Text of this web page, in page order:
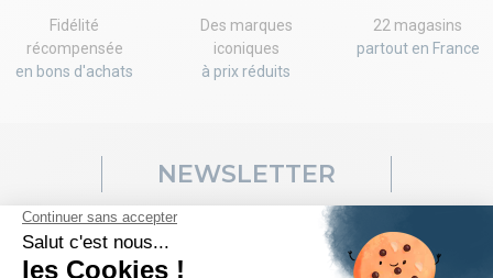
Fidélité
récompensée
en bons d'achats
Des marques
iconiques
à prix réduits
22 magasins
partout en France
NEWSLETTER
Ventes flash, codes promo, nouveaux arrivages... rien ne vous
échappera! Inscrivez-vous vite à notre newsletter pour recevoir